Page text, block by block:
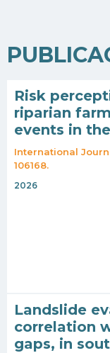
Risk
riparian
events in
International
106168.
2026
Landslide
correlation
gaps, in